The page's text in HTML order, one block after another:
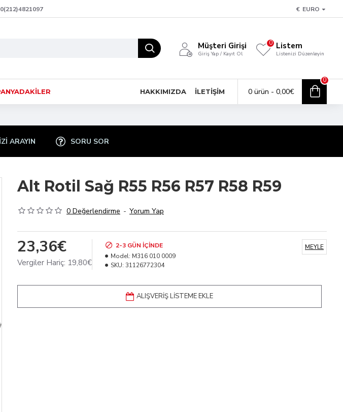
€ EURO
Müşteri Girişi
Giriş Yap / Kayıt Ol
Listem
Listenizi Düzenleyin
0
HAKKIMIZDA İLETİŞİM 0 ürün - 0,00€
0
ARAYIN SORU SOR
Alt Rotil Sağ R55 R56 R57 R58 R59
0 Değerlendirme - Yorum Yap
23,36€
Vergiler Hariç: 19,80€
2-3 GÜN IÇINDE
Model: M316 010 0009
SKU: 31126772304
MEYLE
ALIŞVERIŞ LISTEME EKLE